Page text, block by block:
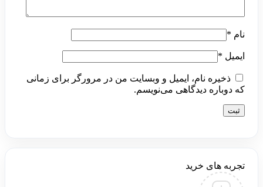
نام *
ایمیل *
ذخیره نام، ایمیل و وبسایت من در مرورگر برای زمانی
که دوباره دیدگاهی می‌نویسم.
تجربه های خرید